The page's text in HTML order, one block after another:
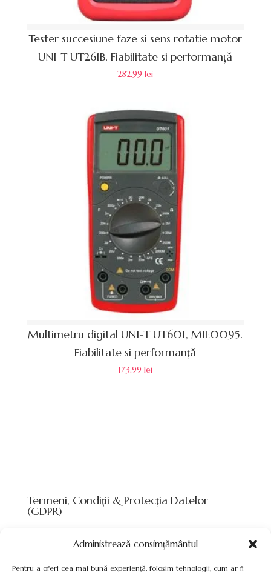
Administrează consimțământul
Pentru a oferi cea mai bună experiență, folosim tehnologii, cum ar fi
Tester succesiune faze si sens rotatie motor
UNI-T UT261B. Fiabilitate si performanță
282.99lei
Multimetru digital UNI-T UT601, MIE0095.
Fiabilitate si performanță
173.99lei
Termeni, Condiții & Protecția Datelor
(GDPR)